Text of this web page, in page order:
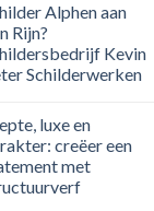
Alphen aan
Rijn?
Kevin
Schilderwerken
luxe en
creëer een
met